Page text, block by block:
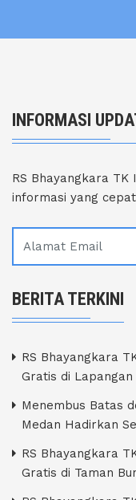
INFORMASI
RS Bhayangkara
informasi yang
BERITA TERKINI
RS Bhayangkara
Gratis di
Menembus Batas
Medan Hadirkan
RS Bhayangkara
Gratis di Taman